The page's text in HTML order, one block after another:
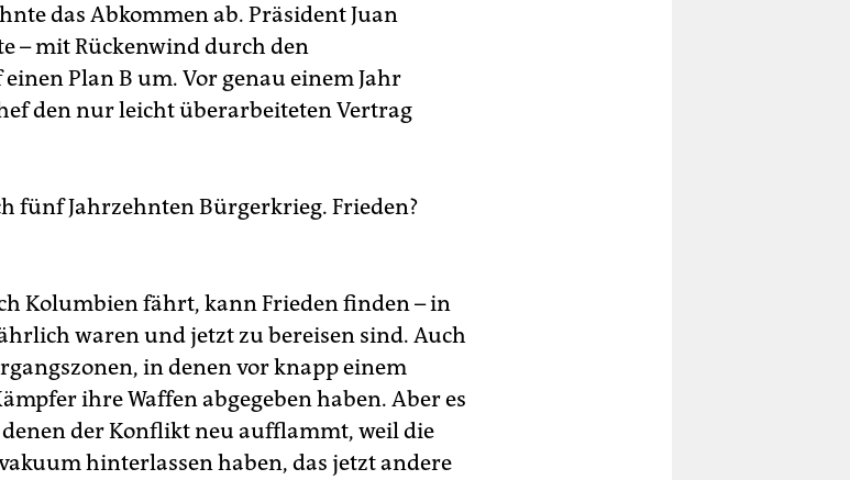
das Abkommen ab. Präsident Juan
– mit Rückenwind durch den
Plan B um. Vor genau einem Jahr
den nur leicht überarbeiteten Vertrag
fünf Jahrzehnten Bürgerkrieg. Frieden?
Kolumbien fährt, kann Frieden finden – in
waren und jetzt zu bereisen sind. Auch
in denen vor knapp einem
ihre Waffen abgegeben haben. Aber es
der Konflikt neu aufflammt, weil die
hinterlassen haben, das jetzt andere